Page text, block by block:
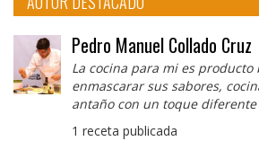
Pedro Manuel Collado Cruz
La cocina para mi es
enmascarar sus sabores,
antaño con un toque diferente
1 receta publicada